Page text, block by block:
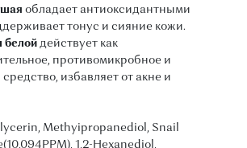
обладает антиоксидантными
тонус и сияние кожи.
белой действует как
противомикробное и
избавляет от акне и
Methyipropanediol, Snail
1,2-Hexanediol,